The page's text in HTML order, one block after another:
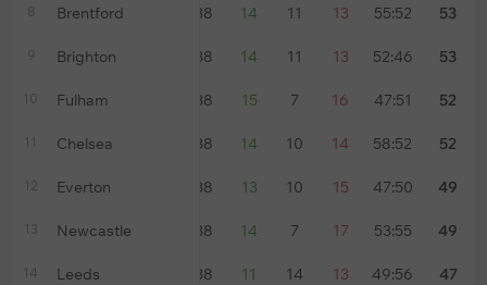
8 Brentford 38 14 11 13 55:52 53
9 Brighton 38 14 11 13 52:46 53
10 Fulham 38 15 7 16 47:51 52
11 Chelsea 38 14 10 14 58:52 52
12 Everton 38 13 10 15 47:50 49
13 Newcastle 38 14 7 17 53:55 49
14 Leeds 38 11 14 13 49:56 47